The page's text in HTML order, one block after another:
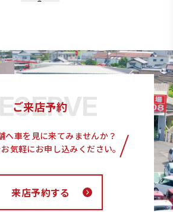
3
ご来店予約
へ車を見に来てみませんか？
気軽にお申し込みください。
来店予約する